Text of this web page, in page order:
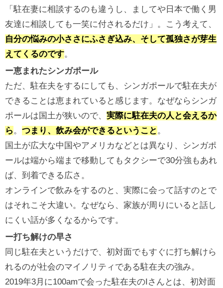
「駐在妻に相談するのも違うし、ましてや日本で働く男
友達に相談しても一笑に付されるだけ」。こう考えて、
自分の悩みの小ささにふさぎ込み、そして孤独さが芽生
えてくるのです。
ー恵まれたシンガポール
ただ、駐在夫をするにしても、シンガポールで駐在夫が
できることは恵まれていると感じます。なぜならシンガ
ポールは国土が狭いので、 実際に駐在夫の人と会えるか
ら。 つまり、飲み会ができるということ。
国土が広大な中国やアメリカなどとは異なり、シンガポ
ールは端から端まで移動してもタクシーで30分強もあれ
ば、到着できる広さ。
オンラインで飲みをするのと、実際に会って話すのとで
はそれこそ大違い。なぜなら、家族が周りにいると話し
にくい話が多くなるからです。
ー打ち解けの早さ
同じ駐在夫というだけで、初対面でもすぐに打ち解けら
れるのが社会のマイノリティである駐在夫の強み。
2019年3月に100amで会った駐在夫のIさんとは、初対面